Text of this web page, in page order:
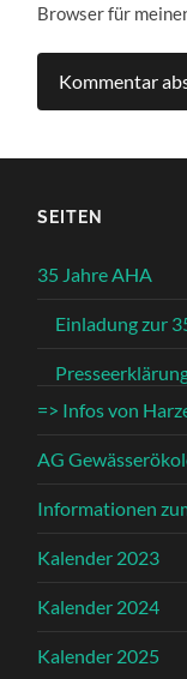
Browser für
SEITEN
35 Jahre AHA
Einladung zur
=> Infos von
AG
Informationen
Kalender 2023
Kalender 2024
Kalender 2025